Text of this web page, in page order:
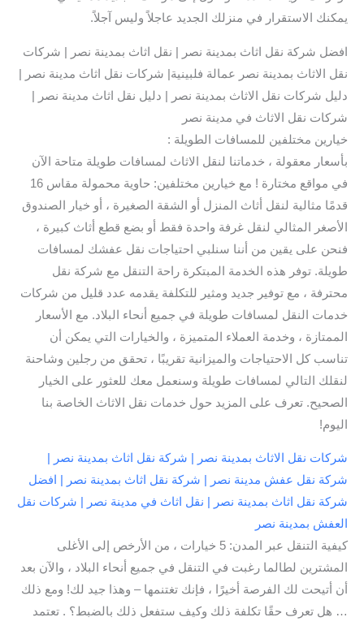
يمكنك الاستقرار في منزلك الجديد عاجلاً وليس آجلاً.
افضل شركة نقل اثاث بمدينة نصر | نقل اثاث بمدينة نصر | شركات
نقل الاثاث بمدينة نصر عمالة فلبينية| شركات نقل اثاث مدينة نصر |
دليل شركات نقل الاثاث بمدينة نصر | دليل نقل اثاث مدينة نصر |
شركات نقل الاثاث في مدينة نصر
خيارين مختلفين للمسافات الطويلة :
بأسعار معقولة ، خدماتنا لنقل الاثاث لمسافات طويلة متاحة الآن
في مواقع مختارة ! مع خيارين مختلفين: حاوية محمولة مقاس 16
قدمًا مثالية لنقل أثاث المنزل أو الشقة الصغيرة ، أو خيار الصندوق
الأصغر المثالي لنقل غرفة واحدة فقط أو بضع قطع أثاث كبيرة ،
فنحن على يقين من أننا سنلبي احتياجات نقل عفشك لمسافات
طويلة. توفر هذه الخدمة المبتكرة راحة التنقل مع شركة نقل
محترفة ، مع توفير جديد ومثير للتكلفة يقدمه عدد قليل من شركات
خدمات النقل لمسافات طويلة في جميع أنحاء البلاد. مع الأسعار
الممتازة ، وخدمة العملاء المتميزة ، والخيارات التي يمكن أن
تناسب كل الاحتياجات والميزانية تقريبًا ، تحقق من رجلين وشاحنة
لنقلك التالي لمسافات طويلة وسنعمل معك للعثور على الخيار
الصحيح. تعرف على المزيد حول خدمات نقل الاثاث الخاصة بنا
اليوم!
شركات نقل الاثاث بمدينة نصر | شركة نقل اثاث بمدينة نصر |
شركة نقل عفش مدينة نصر | شركة نقل اثاث بمدينة نصر | افضل
شركة نقل اثاث بمدينة نصر | نقل اثاث في مدينة نصر | شركات نقل
العفش بمدينة نصر
كيفية التنقل عبر المدن: 5 خيارات ، من الأرخص إلى الأغلى
المشترين لطالما رغبت في التنقل في جميع أنحاء البلاد ، والآن بعد
أن أتيحت لك الفرصة أخيرًا ، فإنك تغتنمها – وهذا جيد لك! ومع ذلك
… هل تعرف حقًا تكلفة ذلك وكيف ستفعل ذلك بالضبط؟ . تعتمد